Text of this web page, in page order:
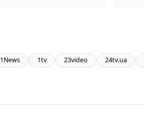
1News 1tv 23video 24tv.ua